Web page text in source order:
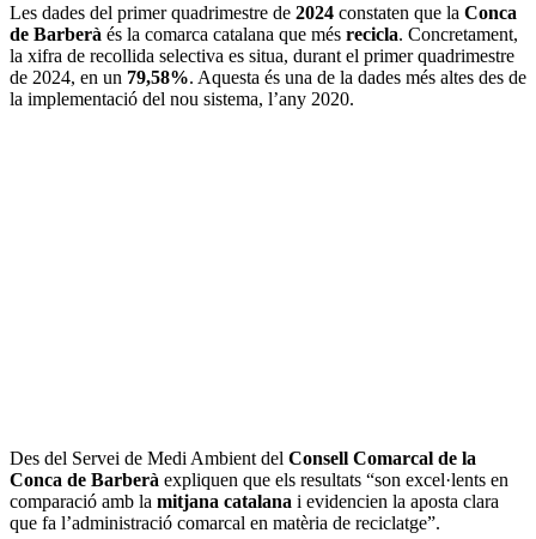
Les dades del primer quadrimestre de 2024 constaten que la Conca
de Barberà és la comarca catalana que més recicla. Concretament,
la xifra de recollida selectiva es situa, durant el primer quadrimestre
de 2024, en un 79,58%. Aquesta és una de la dades més altes des de
la implementació del nou sistema, l’any 2020.
Des del Servei de Medi Ambient del Consell Comarcal de la
Conca de Barberà expliquen que els resultats “son excel·lents en
comparació amb la mitjana catalana i evidencien la aposta clara
que fa l’administració comarcal en matèria de reciclatge”.